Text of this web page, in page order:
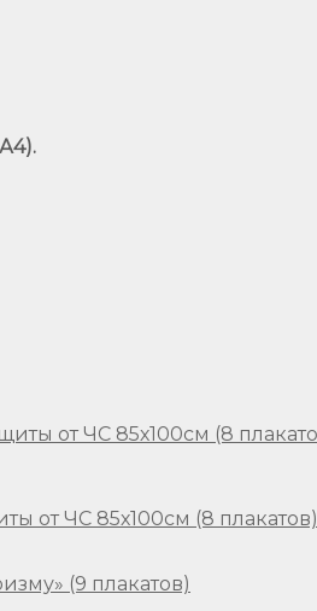
от ЧС 85х100см (8 плакатов)